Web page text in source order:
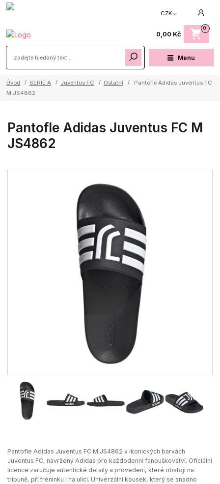
Menu
CZK
0
0,00 Kč
Úvod SERIE A Juventus FC Ostatní
Pantofle Adidas Juventus FC
M JS4862
Pantofle Adidas Juventus FC M
JS4862
Pantofle Adidas Juventus FC M JS4862 v ikonických barvách
Juventus FC, navržený Adidas pro každodenní fanouškovství. Oficiální
licence zaručuje autentické detaily a provedení, které obstojí na
tribuně, při tréninku i na ulici. Univerzální kousek, který se snadno